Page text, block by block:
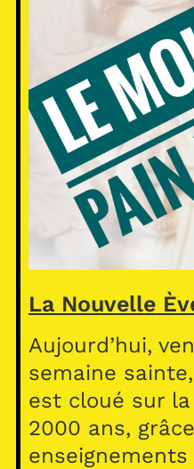
La Nouvelle
Aujourd’hui,
semaine
est cloué sur
2000 ans,
enseignements